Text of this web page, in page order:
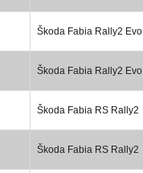
Škoda Fabia Rally2 Evo
Škoda Fabia Rally2 Evo
Škoda Fabia RS Rally2
Škoda Fabia RS Rally2